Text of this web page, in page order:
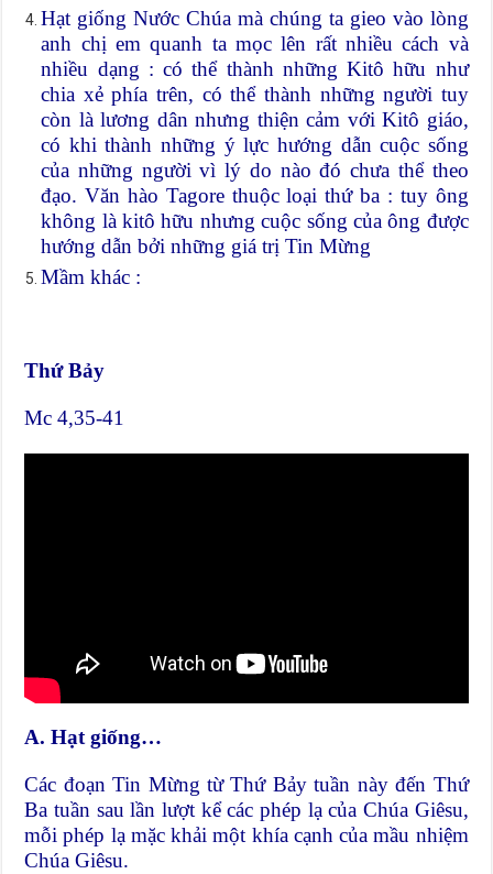
Hạt giống Nước Chúa mà chúng ta gieo vào lòng
anh chị em quanh ta mọc lên rất nhiều cách và
nhiều dạng : có thể thành những Kitô hữu như
chia xẻ phía trên, có thể thành những người tuy
còn là lương dân nhưng thiện cảm với Kitô giáo,
có khi thành những ý lực hướng dẫn cuộc sống
của những người vì lý do nào đó chưa thể theo
đạo. Văn hào Tagore thuộc loại thứ ba : tuy ông
không là kitô hữu nhưng cuộc sống của ông được
hướng dẫn bởi những giá trị Tin Mừng
Mầm khác :
Thứ Bảy
Mc 4,35-41
A. Hạt giống…
Các đoạn Tin Mừng từ Thứ Bảy tuần này đến Thứ
Ba tuần sau lần lượt kể các phép lạ của Chúa Giêsu,
mỗi phép lạ mặc khải một khía cạnh của mầu nhiệm
Chúa Giêsu.